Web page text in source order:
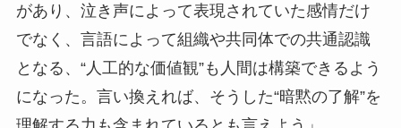
があり、泣き声によって表現されていた感情だけ
でなく、言語によって組織や共同体での共通認識
となる、“人工的な価値観”も人間は構築できるよう
になった。言い換えれば、そうした“暗黙の了解”を